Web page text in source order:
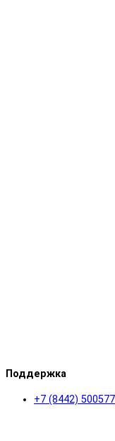
Поддержка
+7 (8442) 500577